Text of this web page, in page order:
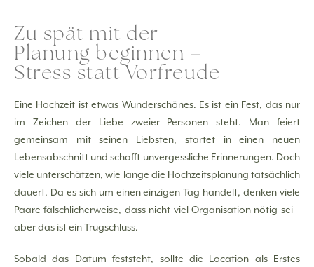
Zu spät mit der
Planung beginnen –
Stress statt Vorfreude
Eine Hochzeit ist etwas Wunderschönes. Es ist ein Fest, das nur
im Zeichen der Liebe zweier Personen steht. Man feiert
gemeinsam mit seinen Liebsten, startet in einen neuen
Lebensabschnitt und schafft unvergessliche Erinnerungen. Doch
viele unterschätzen, wie lange die Hochzeitsplanung tatsächlich
dauert. Da es sich um einen einzigen Tag handelt, denken viele
Paare fälschlicherweise, dass nicht viel Organisation nötig sei –
aber das ist ein Trugschluss.
Sobald das Datum feststeht, sollte die Location als Erstes